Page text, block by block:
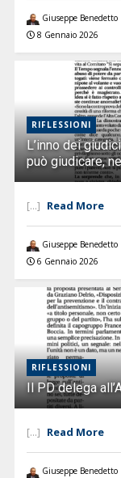
Giuseppe Benedetto
8 Gennaio 2026
RIFLESSIONI
L’inno dei
può giudicare,
[...] Read More
Giuseppe Benedetto
6 Gennaio 2026
RIFLESSIONI
Il PD delega
[...] Read More
Giuseppe Benedetto